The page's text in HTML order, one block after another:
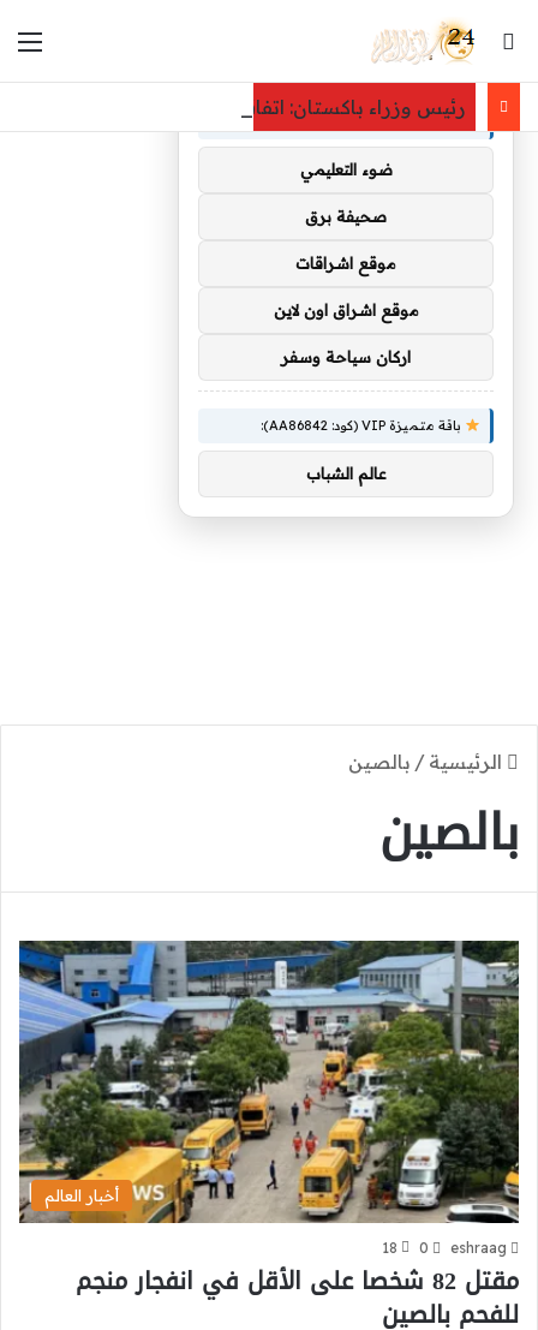
بحث عن
رئيس وزراء باكستان: اتفاقية مكة للدفاع المشترك
الرئيسية / بالصين
بالصين
أخبار العالم
eshraag
0
18
مقتل 82 شخصا على الأقل في انفجار منجم
للفحم بالصين
توصيات :
باقة متميزة VIP (كود: AA35872):
ضوء التعليمي
صحيفة برق
موقع اشراقات
موقع اشراق اون لاين
اركان سياحة وسفر
باقة متميزة VIP (كود: AA86842):
عالم الشباب